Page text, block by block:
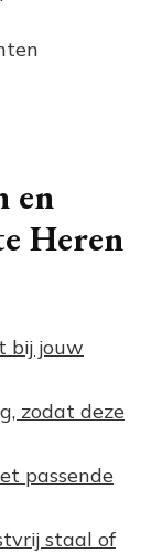
en
Heren
bij jouw
zodat deze
passende
staal of